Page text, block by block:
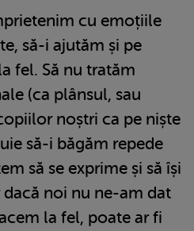
cu emoțiile
să-i ajutăm și pe
fel. Să nu tratăm
(ca plânsul, sau
noștri ca pe niște
să-i băgăm repede
să se exprime și să își
noi nu ne-am dat
la fel, poate ar fi